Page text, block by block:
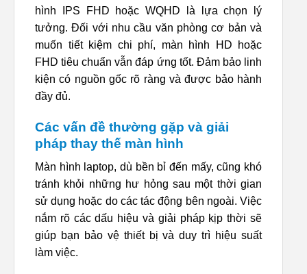
hình IPS FHD hoặc WQHD là lựa chọn lý
tưởng. Đối với nhu cầu văn phòng cơ bản và
muốn tiết kiệm chi phí, màn hình HD hoặc
FHD tiêu chuẩn vẫn đáp ứng tốt. Đảm bảo linh
kiện có nguồn gốc rõ ràng và được bảo hành
đầy đủ.
Các vấn đề thường gặp và giải
pháp thay thế màn hình
Màn hình laptop, dù bền bỉ đến mấy, cũng khó
tránh khỏi những hư hỏng sau một thời gian
sử dụng hoặc do các tác động bên ngoài. Việc
nắm rõ các dấu hiệu và giải pháp kịp thời sẽ
giúp bạn bảo vệ thiết bị và duy trì hiệu suất
làm việc.